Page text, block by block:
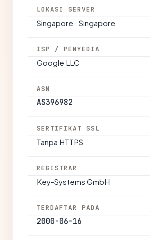
LOKASI SERVER
Singapore · Singapore
ISP / PENYEDIA
Google LLC
ASN
AS396982
SERTIFIKAT SSL
Tanpa HTTPS
REGISTRAR
Key-Systems GmbH
TERDAFTAR PADA
2000-06-16